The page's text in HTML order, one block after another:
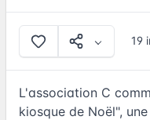
19
L'association C
kiosque de Noël",